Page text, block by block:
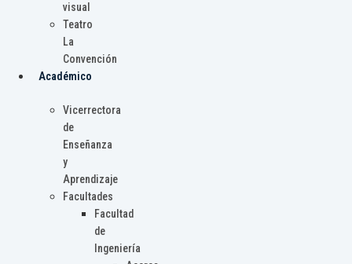
visual
Teatro
La
Convención
Académico
Vicerrectora
de
Enseñanza
y
Aprendizaje
Facultades
Facultad
de
Ingeniería